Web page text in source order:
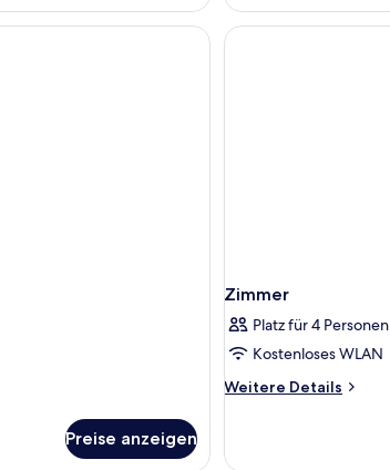
Zimmersafe, Schreibtisch, laptopgeeigneter Arbeitsplatz
Preise anzeigen
Zimmer
Platz für 4 Personen
Kostenloses WLAN
Weitere Details
Weitere